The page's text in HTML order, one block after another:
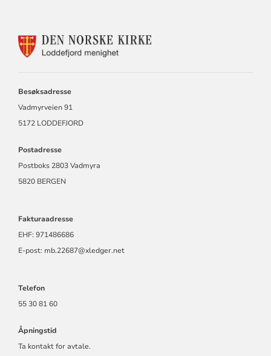
KONTAKTINFORMASJON
Besøksadresse
Vadmyrveien 91
5172 LODDEFJORD
Postadresse
Postboks 2803 Vadmyra
5820 BERGEN
Fakturaadresse
EHF: 971486686
E-post: mb.22687@xledger.net
Telefon
55 30 81 60
Åpningstid
Ta kontakt for avtale.